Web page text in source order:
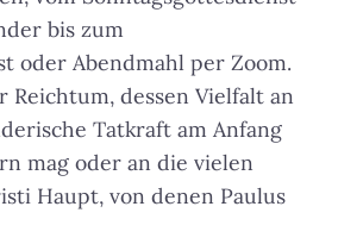
bis zum
oder Abendmahl per Zoom.
Reichtum, dessen Vielfalt an
Tatkraft am Anfang
mag oder an die vielen
Haupt, von denen Paulus